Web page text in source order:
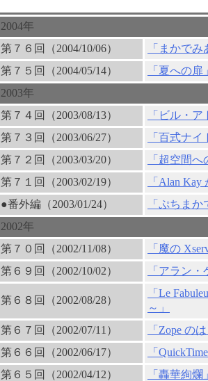
2004年
第７６回（2004/10/06）
「まかで
第７５回（2004/05/14）
「夏への扉
2003年
第７４回（2003/08/13）
「ビル・
第７３回（2003/06/27）
「百式ナ
第７２回（2003/03/20）
「超空間
第７１回（2003/02/19）
「Alan
●番外編（2003/01/24）
「ぷちま
2002年
第７０回（2002/11/08）
「魔の
第６９回（2002/10/02）
「アラン
第６８回（2002/08/28）
「Le
～」
第６７回（2002/07/11）
「Zope の
第６６回（2002/06/17）
「
第６５回（2002/04/12）
「轟華絢爛